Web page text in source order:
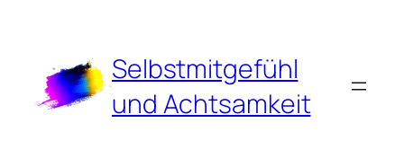
springen
Selbstmitgefühl
und Achtsamkeit